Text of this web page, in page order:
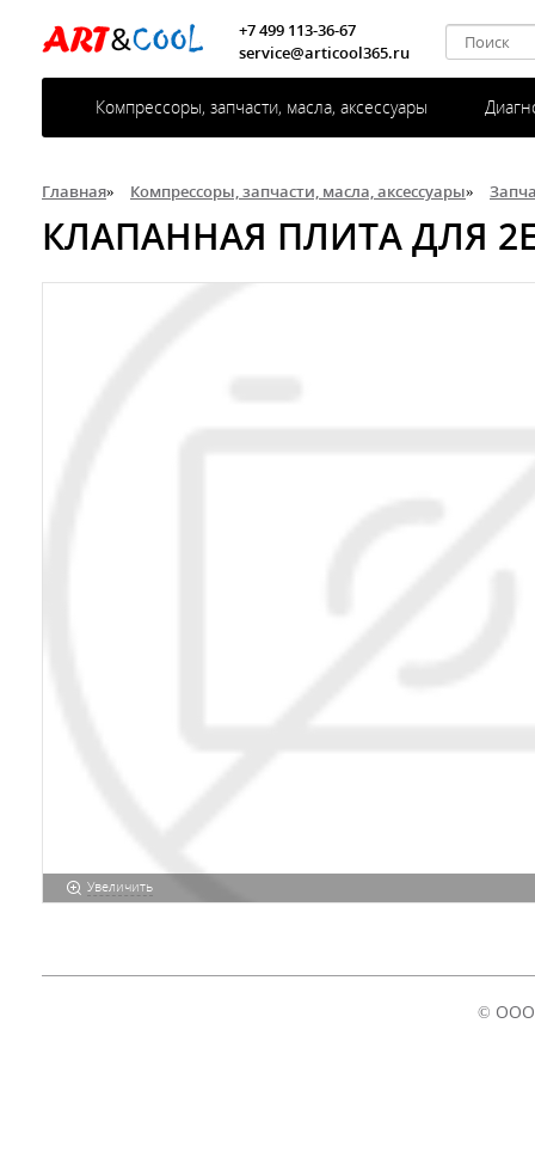
Компрессоры, запчасти, масла, аксессуары
+7 499 113-36-67
service@articool365.ru
Главная» Компрессоры, запчасти, масла, аксессуары»
КЛАПАННАЯ ПЛИТА ДЛЯ
Увеличить
© ООО